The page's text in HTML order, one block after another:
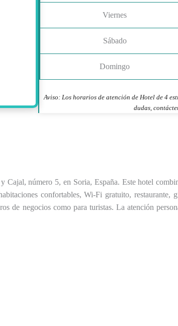
Viernes
Sábado
Domingo
Aviso: Los horarios de atención de Hotel de 4
dudas,
número 5, en Soria, España. Este hotel
confortables, Wi-Fi gratuito, restaurante,
de negocios como para turistas. La atención